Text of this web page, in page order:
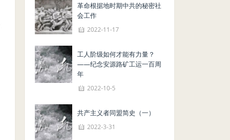
革命根据地时期中共的秘密社
会工作
2022-11-17
工人阶级如何才能有力量？
——纪念安源路矿工运一百周
年
2022-10-5
共产主义者同盟简史（一）
2022-3-31